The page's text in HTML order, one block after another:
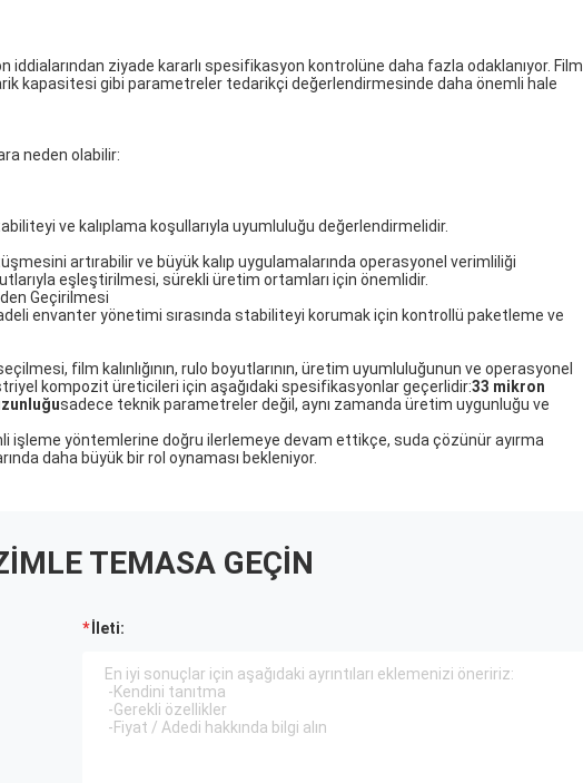
iddialarından ziyade kararlı spesifikasyon kontrolüne daha fazla odaklanıyor. Film
kapasitesi gibi parametreler tedarikçi değerlendirmesinde daha önemli hale
neden olabilir:
ve kalıplama koşullarıyla uyumluluğu değerlendirmelidir.
artırabilir ve büyük kalıp uygulamalarında operasyonel verimliliği
eşleştirilmesi, sürekli üretim ortamları için önemlidir.
Geçirilmesi
envanter yönetimi sırasında stabiliteyi korumak için kontrollü paketleme ve
film kalınlığının, rulo boyutlarının, üretim uyumluluğunun ve operasyonel
kompozit üreticileri için aşağıdaki spesifikasyonlar geçerlidir:33 mikron
sadece teknik parametreler değil, aynı zamanda üretim uygunluğu ve
işleme yöntemlerine doğru ilerlemeye devam ettikçe, suda çözünür ayırma
daha büyük bir rol oynaması bekleniyor.
TEMASA GEÇIN
İleti: